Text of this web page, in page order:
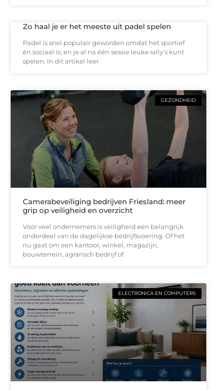
Zo haal je er het meeste uit padel spelen
Padel is snel populair geworden omdat het sportief
én sociaal is, en je al na één sessie leuke rally’s kunt
spelen. In dit artikel leer
GEZONDHEID
Camerabeveiliging bedrijven Friesland: meer
grip op veiligheid en overzicht
Voor veel ondernemers is veiligheid een belangrijk
onderdeel van de dagelijkse bedrijfsvoering. Of het
nu gaat om een kantoor, winkel, magazijn,
bouwterrein, agrarisch bedrijf of
ELECTRONICA EN COMPUTERS